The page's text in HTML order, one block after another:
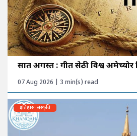
सात अगस्त : गीत सेठी विश्व अमेच्योर
07 Aug 2026 | 3 min(s) read
इतिहास-संस्कृति